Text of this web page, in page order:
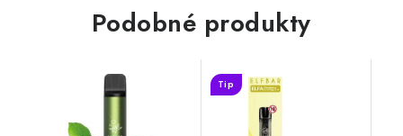
Podobné produkty
Tip